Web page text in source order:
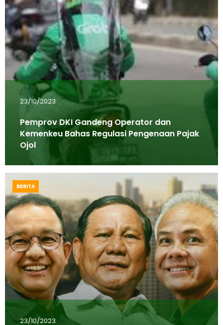
23/10/2023
Pemprov DKI Gandeng Operator dan
Kemenkeu Bahas Regulasi Pengenaan Pajak
Ojol
23/10/2023
BERITA